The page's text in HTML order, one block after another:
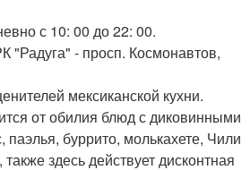
с 10: 00 до 22: 00.
"Радуга" - просп. Космонавтов,
мексиканской кухни.
от обилия блюд с диковинными
буррито, молькахете, Чили
здесь действует дисконтная